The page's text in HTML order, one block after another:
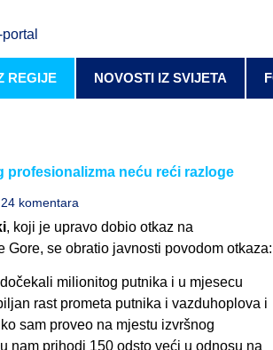
REGIJE NOVOSTI IZ SVIJETA
profesionalizma neću reći razloge
24 komentara
, koji je upravo dobio otkaz na
Gore, se obratio javnosti povodom otkaza:
milionitog putnika i u mjesecu
rast prometa putnika i vazduhoplova i
sam proveo na mjestu izvršnog
nam prihodi 150 odsto veći u odnosu na